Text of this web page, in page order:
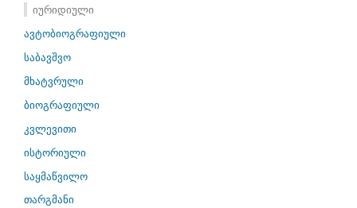
იურიდიული
ავტობიოგრაფიული
საბავშვო
მხატვრული
ბიოგრაფიული
კვლევითი
ისტორიული
საყმაწვილო
თარგმანი